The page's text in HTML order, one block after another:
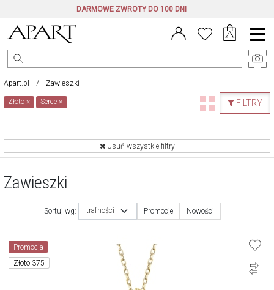
DARMOWE ZWROTY DO 100 DNI
Menu
główne
Apart.pl Zawieszki
FILTRY
Złoto× Serce×
Usuń wszystkie filtry
Zawieszki
Sortuj wg: trafności Promocje Nowości
Promocja
Złoto 375